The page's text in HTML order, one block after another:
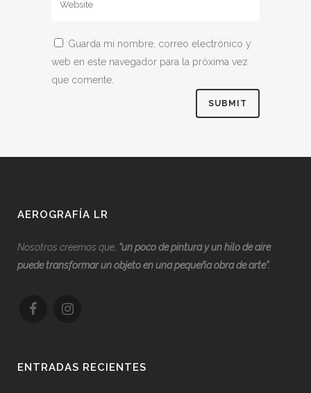
Guarda mi nombre, correo electrónico y
web en este navegador para la próxima vez
que comente.
AEROGRAFÍA LR
Nosotros creemos que, “un poco de pintura y un hilo de aire
puede transformar un objeto en una pequeña obra de arte”.
ENTRADAS RECIENTES